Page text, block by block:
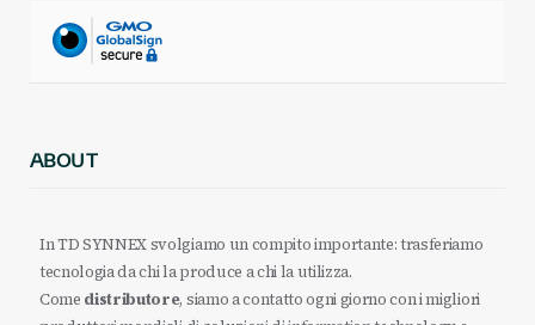
ABOUT
In TD SYNNEX svolgiamo un compito importante: trasferiamo
tecnologia da chi la produce a chi la utilizza.
Come distributore, siamo a contatto ogni giorno con i migliori